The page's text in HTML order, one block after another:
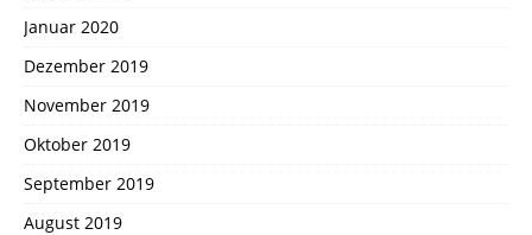
Januar 2020
Dezember 2019
November 2019
Oktober 2019
September 2019
August 2019